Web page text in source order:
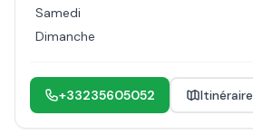
Samedi
Dimanche
+33235605052 Itinéraire